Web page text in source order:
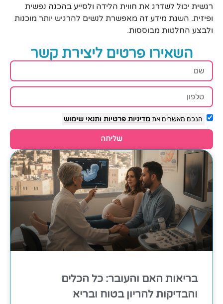
רגשית יכול לשדרג את חווית הלידה ולסייע בהכנה נפשית
ופיזית. השגת מידע זה מאפשרת לנשים להרגיש יותר מוכנות
ולבצע החלטות מבוססות.
השאירו פרטים ליצירת קשר
הנכם מאשרים אתמדיניות פרטיות ותנאי שימוש
שליחה
בריאות האם והעובר: כל הכלים
והבדיקות להריון בטוח ובריא